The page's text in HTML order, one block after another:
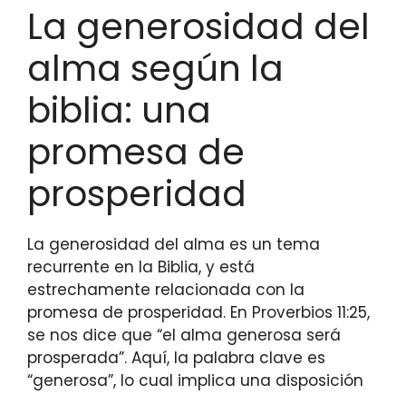
La generosidad del
alma según la
biblia: una
promesa de
prosperidad
La generosidad del alma es un tema
recurrente en la Biblia, y está
estrechamente relacionada con la
promesa de prosperidad. En Proverbios 11:25,
se nos dice que “el alma generosa será
prosperada”. Aquí, la palabra clave es
“generosa”, lo cual implica una disposición